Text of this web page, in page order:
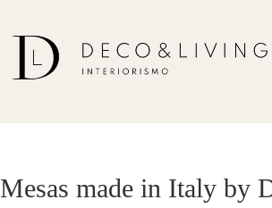
Mesas made in Italy by